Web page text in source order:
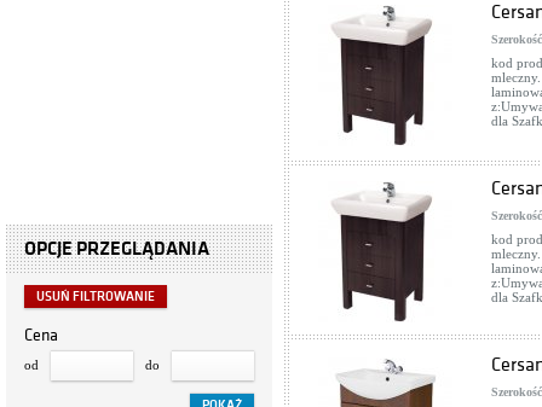
OPCJE PRZEGLĄDANIA
USUŃ FILTROWANIE
Cena
od do
kod
dla
kod
dla